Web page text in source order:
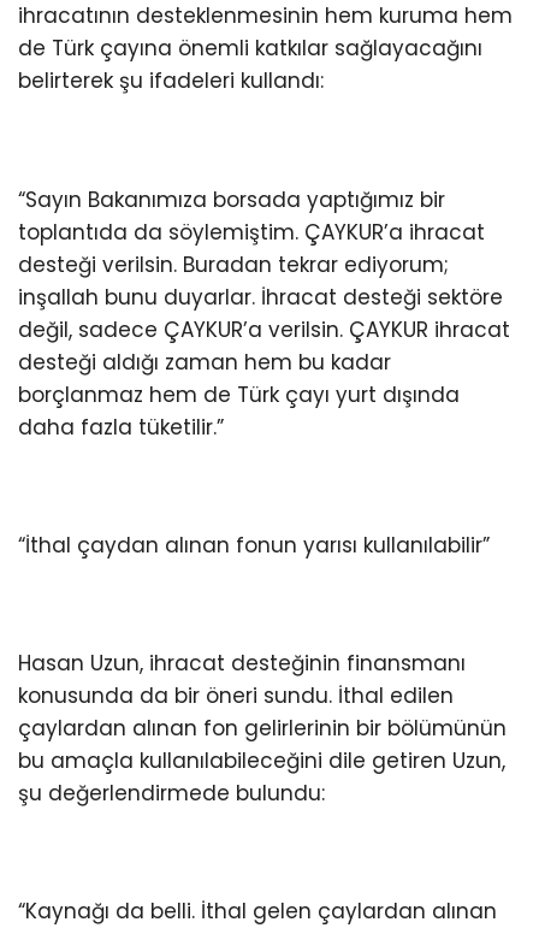
ihracatının desteklenmesinin hem kuruma hem
de Türk çayına önemli katkılar sağlayacağını
belirterek şu ifadeleri kullandı:
“Sayın Bakanımıza borsada yaptığımız bir
toplantıda da söylemiştim. ÇAYKUR’a ihracat
desteği verilsin. Buradan tekrar ediyorum;
inşallah bunu duyarlar. İhracat desteği sektöre
değil, sadece ÇAYKUR’a verilsin. ÇAYKUR ihracat
desteği aldığı zaman hem bu kadar
borçlanmaz hem de Türk çayı yurt dışında
daha fazla tüketilir.”
“İthal çaydan alınan fonun yarısı kullanılabilir”
Hasan Uzun, ihracat desteğinin finansmanı
konusunda da bir öneri sundu. İthal edilen
çaylardan alınan fon gelirlerinin bir bölümünün
bu amaçla kullanılabileceğini dile getiren Uzun,
şu değerlendirmede bulundu:
“Kaynağı da belli. İthal gelen çaylardan alınan